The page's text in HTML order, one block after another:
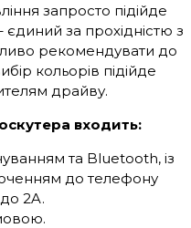
запросто підійде
єдиний за прохідністю з
рекомендувати до
кольорів підійде
драйву.
входить:
та Bluetooth, із
до телефону
2A.